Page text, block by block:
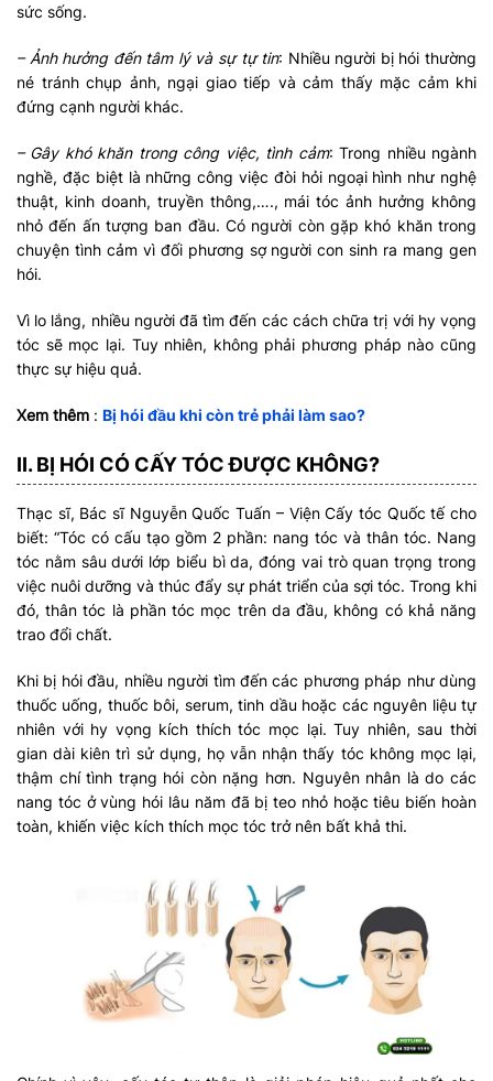
sức sống.
– Ảnh hưởng đến tâm lý và sự tự tin: Nhiều người bị hói thường
né tránh chụp ảnh, ngại giao tiếp và cảm thấy mặc cảm khi
đứng cạnh người khác.
– Gây khó khăn trong công việc, tình cảm: Trong nhiều ngành
nghề, đặc biệt là những công việc đòi hỏi ngoại hình như nghệ
thuật, kinh doanh, truyền thông,…., mái tóc ảnh hưởng không
nhỏ đến ấn tượng ban đầu. Có người còn gặp khó khăn trong
chuyện tình cảm vì đối phương sợ người con sinh ra mang gen
hói.
Vì lo lắng, nhiều người đã tìm đến các cách chữa trị với hy vọng
tóc sẽ mọc lại. Tuy nhiên, không phải phương pháp nào cũng
thực sự hiệu quả.
Xem thêm : Bị hói đầu khi còn trẻ phải làm sao?
II. BỊ HÓI CÓ CẤY TÓC ĐƯỢC KHÔNG?
Thạc sĩ, Bác sĩ Nguyễn Quốc Tuấn – Viện Cấy tóc Quốc tế cho
biết: “Tóc có cấu tạo gồm 2 phần: nang tóc và thân tóc. Nang
tóc nằm sâu dưới lớp biểu bì da, đóng vai trò quan trọng trong
việc nuôi dưỡng và thúc đẩy sự phát triển của sợi tóc. Trong khi
đó, thân tóc là phần tóc mọc trên da đầu, không có khả năng
trao đổi chất.
Khi bị hói đầu, nhiều người tìm đến các phương pháp như dùng
thuốc uống, thuốc bôi, serum, tinh dầu hoặc các nguyên liệu tự
nhiên với hy vọng kích thích tóc mọc lại. Tuy nhiên, sau thời
gian dài kiên trì sử dụng, họ vẫn nhận thấy tóc không mọc lại,
thậm chí tình trạng hói còn nặng hơn. Nguyên nhân là do các
nang tóc ở vùng hói lâu năm đã bị teo nhỏ hoặc tiêu biến hoàn
toàn, khiến việc kích thích mọc tóc trở nên bất khả thi.